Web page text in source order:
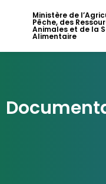
Ministère de
Pêche, des
Animales et de la
Alimentaire